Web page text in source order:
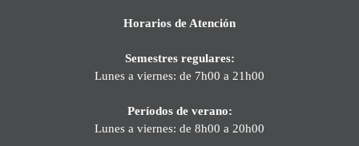
Horarios de Atención
Semestres regulares:
Lunes a viernes: de 7h00 a 21h00
Períodos de verano:
Lunes a viernes: de 8h00 a 20h00